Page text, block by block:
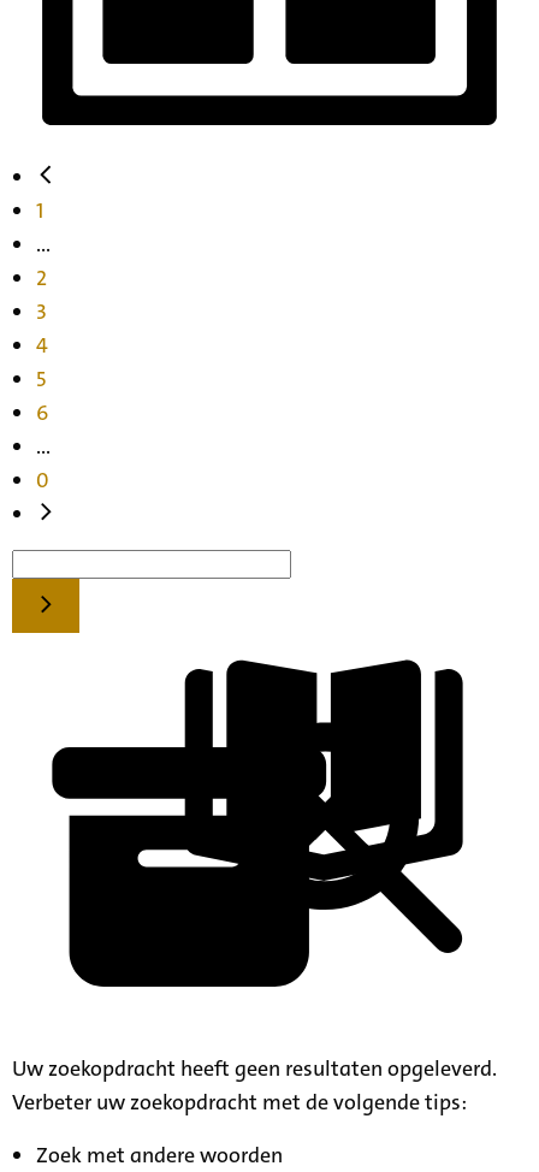
1
...
2
3
4
5
6
...
0
Uw zoekopdracht heeft geen resultaten opgeleverd.
Verbeter uw zoekopdracht met de volgende tips:
Zoek met andere woorden